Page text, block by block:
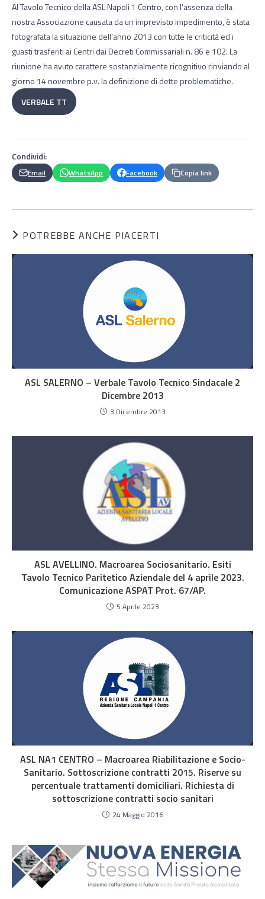
Al Tavolo Tecnico della ASL Napoli 1 Centro, con l’assenza della
nostra Associazione causata da un imprevisto impedimento, è stata
fotografata la situazione dell’anno 2013 con tutte le criticità ed i
guasti trasferiti ai Centri dai Decreti Commissariali n. 86 e 102. La
riunione ha avuto carattere sostanzialmente ricognitivo rinviando al
giorno 14 novembre p.v. la definizione di dette problematiche.
VERBALE TT
Condividi:
Email WhatsApp Facebook Copia link
POTREBBE ANCHE PIACERTI
ASL SALERNO – Verbale Tavolo Tecnico Sindacale 2
Dicembre 2013
3 Dicembre 2013
ASL AVELLINO. Macroarea Sociosanitario. Esiti
Tavolo Tecnico Paritetico Aziendale del 4 aprile 2023.
Comunicazione ASPAT Prot. 67/AP.
5 Aprile 2023
ASL NA1 CENTRO – Macroarea Riabilitazione e Socio-
Sanitario. Sottoscrizione contratti 2015. Riserve su
percentuale trattamenti domiciliari. Richiesta di
sottoscrizione contratti socio sanitari
24 Maggio 2016